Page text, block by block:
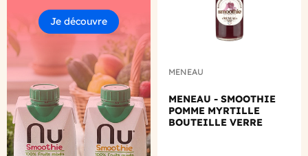
Je découvre
MENEAU
MENEAU - SMOOTHIE
POMME MYRTILLE
BOUTEILLE VERRE